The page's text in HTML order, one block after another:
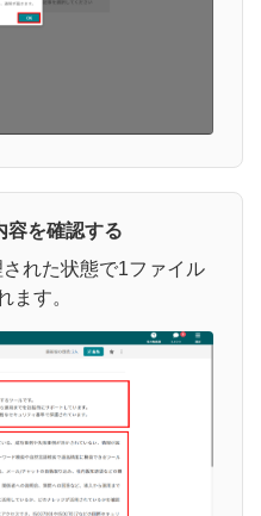
容を確認する
れた状態で1ファイル
ます。